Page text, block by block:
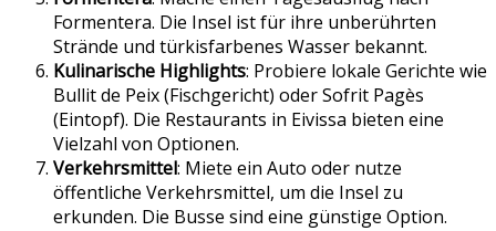
Formentera. Die Insel ist für ihre unberührten
Strände und türkisfarbenes Wasser bekannt.
Kulinarische Highlights: Probiere lokale Gerichte wie
Bullit de Peix (Fischgericht) oder Sofrit Pagès
(Eintopf). Die Restaurants in Eivissa bieten eine
Vielzahl von Optionen.
Verkehrsmittel: Miete ein Auto oder nutze
öffentliche Verkehrsmittel, um die Insel zu
erkunden. Die Busse sind eine günstige Option.